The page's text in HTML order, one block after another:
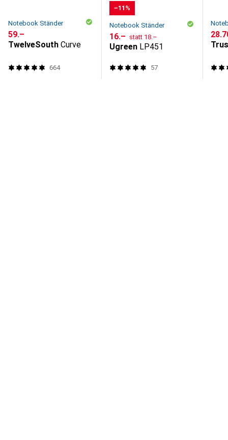
Notebook Ständer
CHF
59.–
TwelveSouth Curve
664
−11%
Notebook Ständer
CHF
16.– statt CHF
18.–
Ugreen LP451
57
CHF